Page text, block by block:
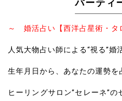
パーティ
～ 婚活占い【西洋占星術・
人気大物占い師による“視る”婚
生年月日から、あなたの運勢を
ヒーリングサロン”セレーネ”の